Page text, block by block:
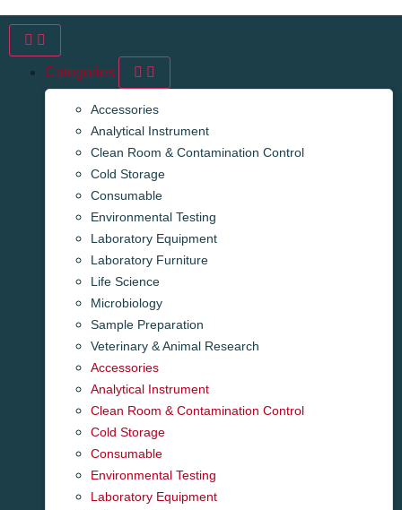
Categories
Accessories
Analytical Instrument
Clean Room & Contamination Control
Cold Storage
Consumable
Environmental Testing
Laboratory Equipment
Laboratory Furniture
Life Science
Microbiology
Sample Preparation
Veterinary & Animal Research
Accessories
Analytical Instrument
Clean Room & Contamination Control
Cold Storage
Consumable
Environmental Testing
Laboratory Equipment